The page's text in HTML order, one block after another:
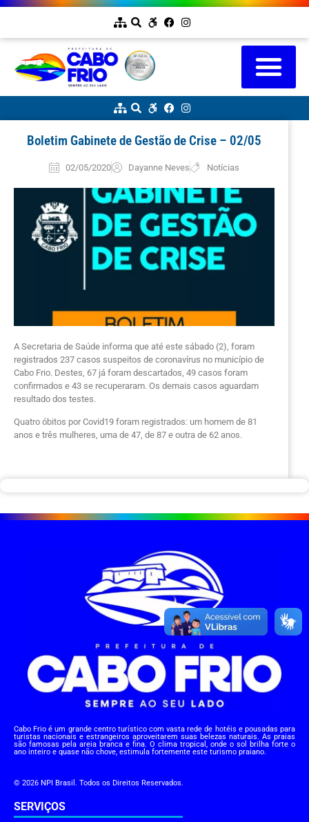
Boletim Gabinete de Gestão de Crise – 02/05
02/05/2020 Dayanne Neves Notícias
A Secretaria de Saúde informa que até este sábado (2), foram
registrados 237 casos suspeitos de coronavírus no município de
Cabo Frio. Destes, 67 já foram descartados, 49 casos foram
confirmados e 43 se recuperaram. Os demais casos aguardam
resultado dos testes.
Quatro óbitos por Covid19 foram registrados: um homem de 81
anos e três mulheres, uma de 47, de 87 e outra de 62 anos.
Cabo Frio é um grande centro turístico com vasta rede de hotéis e pousadas para
turistas nacionais e estrangeiros aproveitarem suas belezas naturais. As praias
são famosas pela areia branca e fina. O clima tropical, onde o sol brilha forte o
ano inteiro e quase não chove, estimula fortemente este turismo praiano.
© 2026 NPI Brasil. Todos os Direitos Reservados.
SERVIÇOS